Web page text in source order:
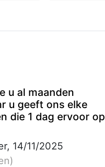
u al maanden
u geeft ons elke
die 1 dag ervoor op
14/11/2025